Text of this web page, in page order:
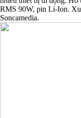
RMS 90W, pin Li-Ion.
Soncamedia.